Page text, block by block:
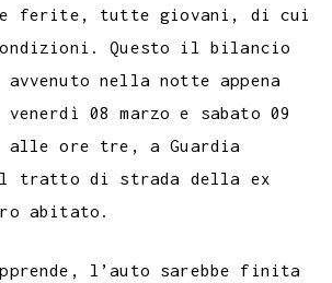
e
g
r
a
m
s
a
g
e
t
e
r
e
s
t
k
e
d
I
n
k
e
t
b
l
r
i
ferite, tutte giovani, di cui
Questo il bilancio
nella notte appena
08 marzo e sabato 09
alle ore tre, a Guardia
tratto di strada della ex
abitato.
l’auto sarebbe finita